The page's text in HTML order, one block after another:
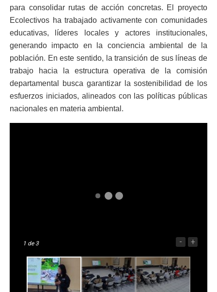
para consolidar rutas de acción concretas. El proyecto
Ecolectivos ha trabajado activamente con comunidades
educativas, líderes locales y actores institucionales,
generando impacto en la conciencia ambiental de la
población. En este sentido, la transición de sus líneas de
trabajo hacia la estructura operativa de la comisión
departamental busca garantizar la sostenibilidad de los
esfuerzos iniciados, alineados con las políticas públicas
nacionales en materia ambiental.
1 de 3 - +